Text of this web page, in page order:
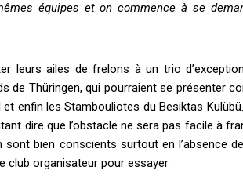
équipes et on commence à se
leurs ailes de frelons à un trio d’
de Thüringen, qui pourraient se présenter
enfin les Stambouliotes du Besiktas
dire que l’obstacle ne sera pas facile à
sont bien conscients surtout en l’absence
club organisateur pour essayer